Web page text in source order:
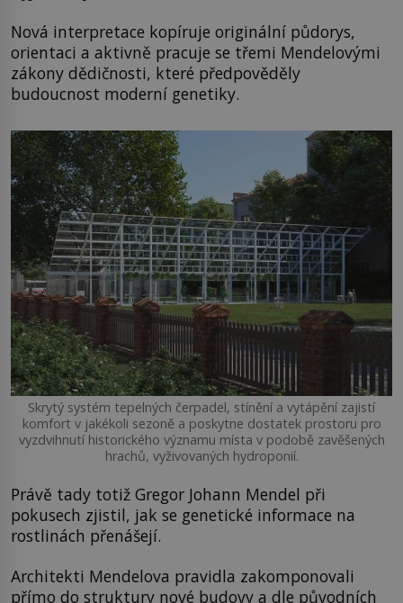
Nová interpretace kopíruje originální půdorys,
orientaci a aktivně pracuje se třemi Mendelovými
zákony dědičnosti, které předpověděly
budoucnost moderní genetiky.
Skrytý systém tepelných čerpadel, stínění a vytápění zajistí
komfort v jakékoli sezoně a poskytne dostatek prostoru pro
vyzdvihnutí historického významu místa v podobě zavěšených
hrachů, vyživovaných hydroponií.
Právě tady totiž Gregor Johann Mendel při
pokusech zjistil, jak se genetické informace na
rostlinách přenášejí.
Architekti Mendelova pravidla zakomponovali
přímo do struktury nové budovy a dle původních